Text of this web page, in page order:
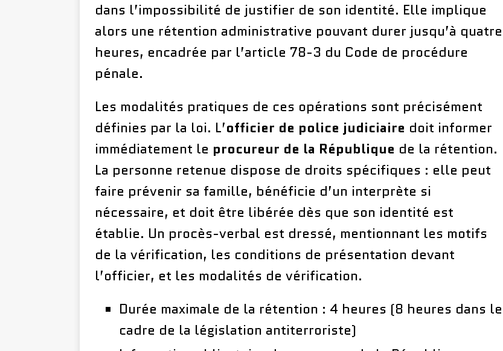
dans l’impossibilité de justifier de son identité. Elle implique
alors une rétention administrative pouvant durer jusqu’à quatre
heures, encadrée par l’article 78-3 du Code de procédure
pénale.
Les modalités pratiques de ces opérations sont précisément
définies par la loi. L’officier de police judiciaire doit informer
immédiatement le procureur de la République de la rétention.
La personne retenue dispose de droits spécifiques : elle peut
faire prévenir sa famille, bénéficie d’un interprète si
nécessaire, et doit être libérée dès que son identité est
établie. Un procès-verbal est dressé, mentionnant les motifs
de la vérification, les conditions de présentation devant
l’officier, et les modalités de vérification.
Durée maximale de la rétention : 4 heures (8 heures dans le
cadre de la législation antiterroriste)